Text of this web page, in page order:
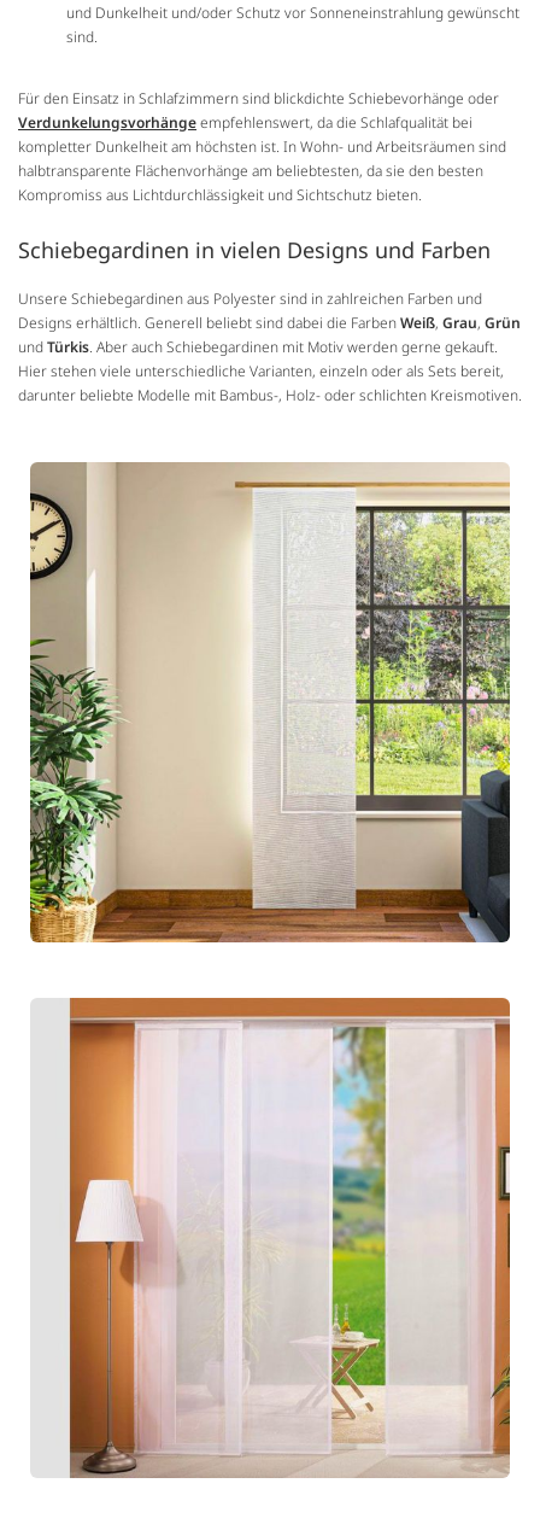
und Dunkelheit und/oder Schutz vor Sonneneinstrahlung gewünscht
sind.
Für den Einsatz in Schlafzimmern sind blickdichte Schiebevorhänge oder
Verdunkelungsvorhängeempfehlenswert, da die Schlafqualität bei
kompletter Dunkelheit am höchsten ist. In Wohn- und Arbeitsräumen sind
halbtransparente Flächenvorhänge am beliebtesten, da sie den besten
Kompromiss aus Lichtdurchlässigkeit und Sichtschutz bieten.
Schiebegardinen in vielen Designs und Farben
Unsere Schiebegardinen aus Polyester sind in zahlreichen Farben und
Designs erhältlich. Generell beliebt sind dabei die FarbenWeiß, Grau, Grün
undTürkis. Aber auch Schiebegardinen mit Motiv werden gerne gekauft.
Hier stehen viele unterschiedliche Varianten, einzeln oder als Sets bereit,
darunter beliebte Modelle mit Bambus-, Holz- oder schlichten Kreismotiven.